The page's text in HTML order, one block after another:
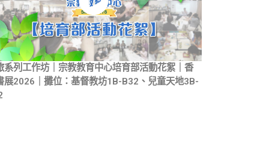
系列工作坊｜宗教教育中心培育部活動花絮｜香
展2026｜攤位：基督教坊1B-B32、兒童天地3B-